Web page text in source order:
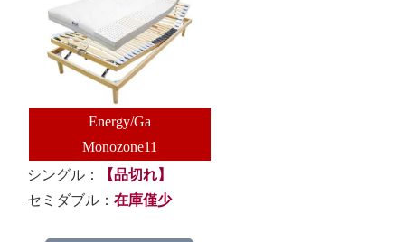
Energy/Ga
Monozone11
シングル：
【品切れ】
セミダブル： 在庫僅少